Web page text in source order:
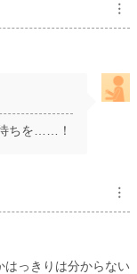
︙
ちを……！
︙
っきりは分からない